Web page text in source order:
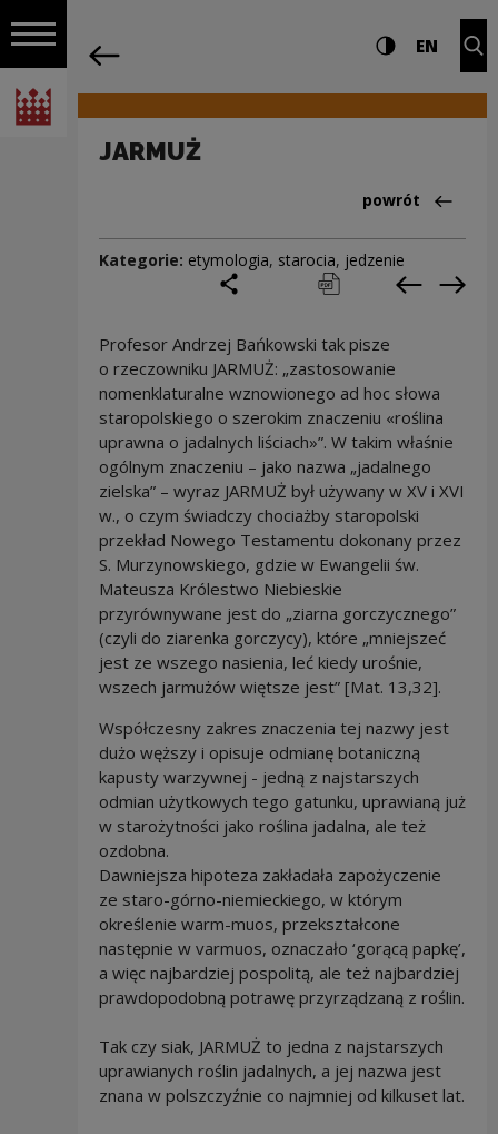
Włącz nawigację
Narodowe Centrum Kultury
Nawigacja Ustawienia i Wysoki
EN
JARMUŻ
Powrót
powrót
Kategorie: etymologia, starocia, jedzenie
podziel się
drukuj pobierz
Profesor Andrzej Bańkowski tak pisze
o rzeczowniku JARMUŻ: „zastosowanie
nomenklaturalne wznowionego ad hoc słowa
staropolskiego o szerokim znaczeniu «roślina
uprawna o jadalnych liściach»”. W takim właśnie
ogólnym znaczeniu – jako nazwa „jadalnego
zielska” – wyraz JARMUŻ był używany w XV i XVI
w., o czym świadczy chociażby staropolski
przekład Nowego Testamentu dokonany przez
S. Murzynowskiego, gdzie w Ewangelii św.
Mateusza Królestwo Niebieskie
przyrównywane jest do „ziarna gorczycznego”
(czyli do ziarenka gorczycy), które „mniejszeć
jest ze wszego nasienia, leć kiedy urośnie,
wszech jarmużów więtsze jest” [Mat. 13,32].
Współczesny zakres znaczenia tej nazwy jest
dużo węższy i opisuje odmianę botaniczną
kapusty warzywnej - jedną z najstarszych
odmian użytkowych tego gatunku, uprawianą już
w starożytności jako roślina jadalna, ale też
ozdobna.
Dawniejsza hipoteza zakładała zapożyczenie
ze staro-górno-niemieckiego, w którym
określenie warm-muos, przekształcone
następnie w varmuos, oznaczało ‘gorącą papkę’,
a więc najbardziej pospolitą, ale też najbardziej
prawdopodobną potrawę przyrządzaną z roślin.
Tak czy siak, JARMUŻ to jedna z najstarszych
uprawianych roślin jadalnych, a jej nazwa jest
znana w polszczyźnie co najmniej od kilkuset lat.